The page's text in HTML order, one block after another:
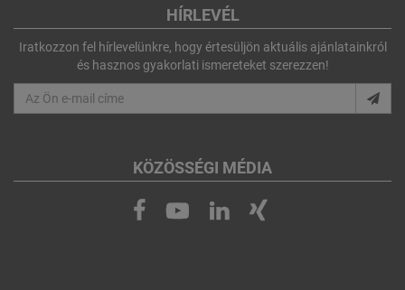
HÍRLEVÉL
Iratkozzon fel hírlevelünkre, hogy értesüljön aktuális ajánlatainkról
és hasznos gyakorlati ismereteket szerezzen!
KÖZÖSSÉGI MÉDIA